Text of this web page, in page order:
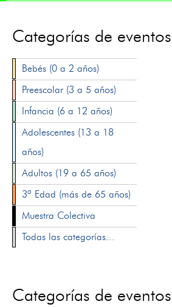
Categorías de
Bebés (0 a 2 años)
Preescolar (3 a 5 años)
Infancia (6 a 12 años)
Adolescentes (13 a 18
años)
Adultos (19 a 65 años)
3ª Edad (más de 65 años)
Muestra Colectiva
Todas las categorías...
Categorías de